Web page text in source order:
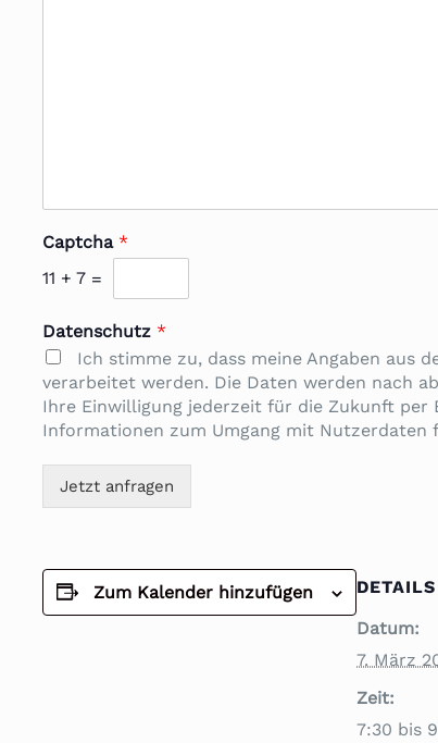
Captcha *
11 + 7 =
Datenschutz *
Ich stimme zu, dass meine Angaben aus
verarbeitet werden. Die Daten werden nach
Ihre Einwilligung jederzeit für die Zukunft
Informationen zum Umgang mit Nutzerdaten
Jetzt anfragen
Zum Kalender hinzufügen
DETAILS
Datum:
7. März
Zeit:
7:30 bis